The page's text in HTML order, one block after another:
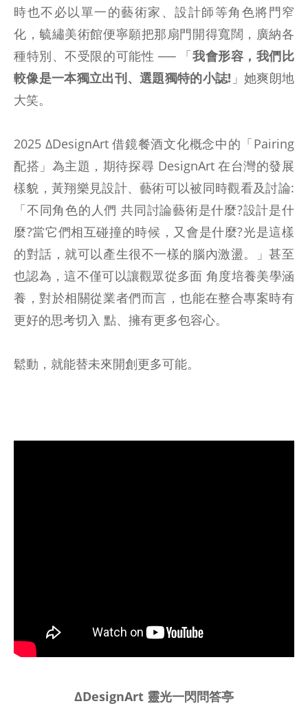
時也不必以單一的藝術家、設計師等角色將門窄
化，毓繡美術館便寧願把那扇門開得寬闊，廣納各
種特別、不受限的可能性 ── 「我會形容，我們比
較像是一本獨立出刊、選題獨特的小誌! 」她爽朗地
大笑。
2025 ΔDesignArt 借鏡餐酒文化概念中的「Pairing
配搭」為主題，期待探尋 DesignArt 在台灣的發展
樣貌，黃翔樂見設計、藝術可以被同時觀看及討論:
「不同角色的人們 共同討論藝術是什麼?設計是什
麼?當它們相互碰撞的時候，又會是什麼?光是這樣
的對話，就可以產生很不一樣的腦內激盪。」甚至
也認為，這不僅可以讓觀眾從多面 角度培養美學涵
養，對於相關從業者們而言，也能在整合專案時有
更好的思考切入 點、擁有更多包容心。
鬆動，就能替未來開創更多可能。
ΔDesignArt 靈光一閃問答亭